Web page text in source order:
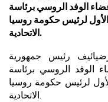
الحالي أعضاء الوفد الروسي برئاسة
لرئيس حكومة روسيا
الاتحادية.
رئيس جمهورية
أعضاء الوفد الروسي برئاسة
لرئيس حكومة روسيا
الاتحادية.